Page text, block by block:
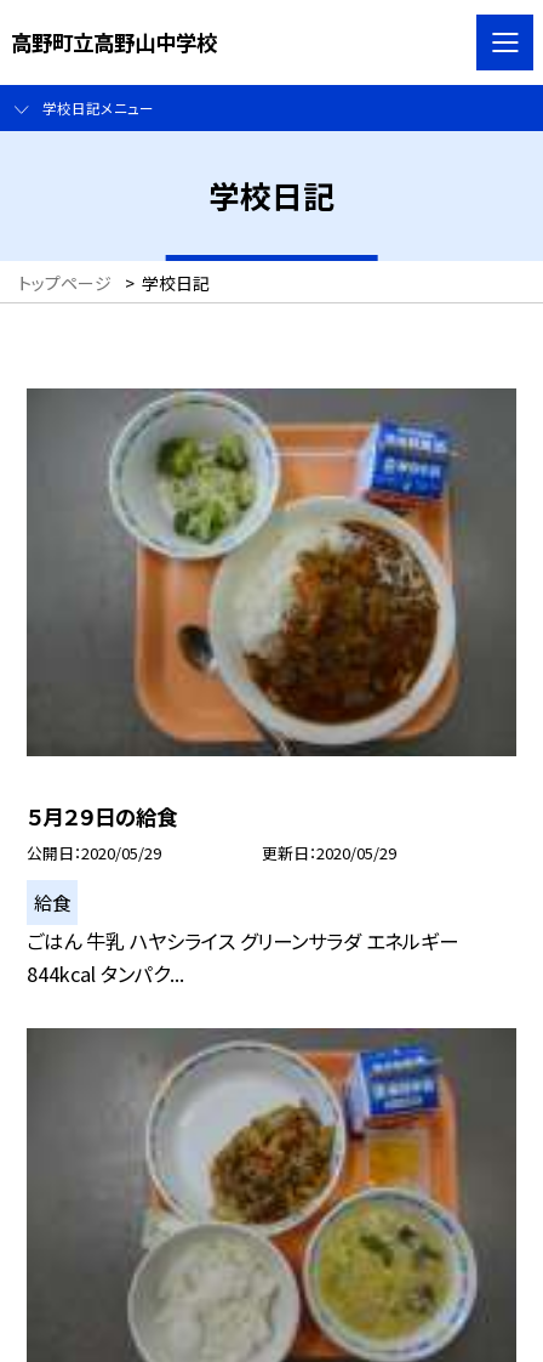
高野町立高野山中学校
学校日記メニュー
学校日記
トップページ > 学校日記
５月２９日の給食
公開日 2020/05/29 更新日 2020/05/29
給食
ごはん 牛乳 ハヤシライス グリーンサラダ エネルギー
844kcal タンパク...